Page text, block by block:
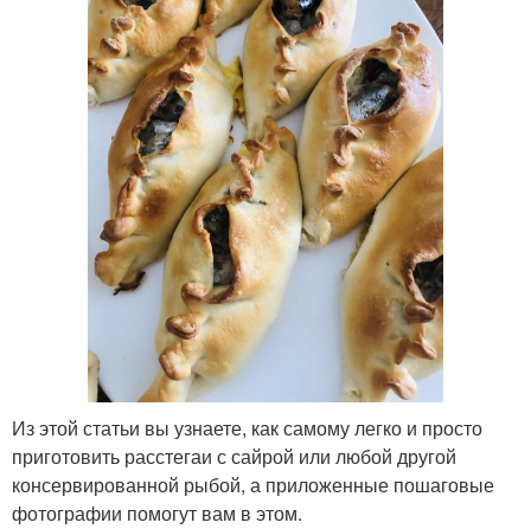
Из этой статьи вы узнаете, как самому легко и просто
приготовить расстегаи с сайрой или любой другой
консервированной рыбой, а приложенные пошаговые
фотографии помогут вам в этом.